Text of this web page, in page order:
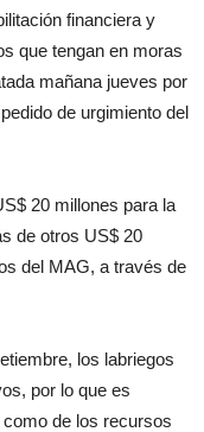
financiera y
que tengan en moras
mañana jueves por
de urgimiento del
20 millones para la
de otros US$ 20
del MAG, a través de
los labriegos
por lo que es
de los recursos